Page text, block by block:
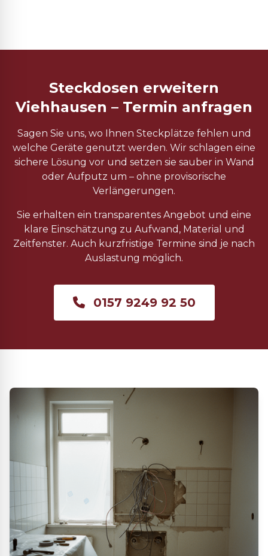
Steckdosen erweitern
Viehhausen – Termin anfragen
Sagen Sie uns, wo Ihnen Steckplätze fehlen und
welche Geräte genutzt werden. Wir schlagen eine
sichere Lösung vor und setzen sie sauber in Wand
oder Aufputz um – ohne provisorische
Verlängerungen.
Sie erhalten ein transparentes Angebot und eine
klare Einschätzung zu Aufwand, Material und
Zeitfenster. Auch kurzfristige Termine sind je nach
Auslastung möglich.
0157 9249 92 50